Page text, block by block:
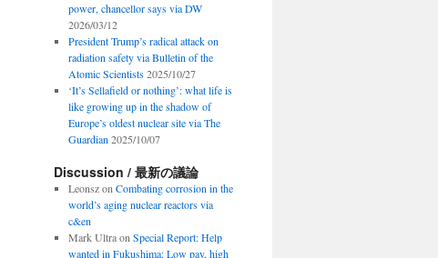
power, chancellor says via DW
2026/03/12
President Trump’s radical attack on
radiation safety via Bulletin of the
Atomic Scientists 2025/10/27
‘It’s Sellafield or nothing’: what life is
like growing up in the shadow of
Europe’s oldest nuclear site via The
Guardian 2025/10/07
Discussion / 最新の議論
Leonszon Combating corrosion in the
world’s aging nuclear reactors via
c&en
Mark Ultraon Special Report: Help
wanted in Fukushima: Low pay, high